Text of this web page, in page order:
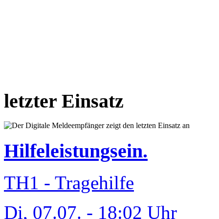
letzter Einsatz
Hilfeleistungsein.
TH1 - Tragehilfe
Di, 07.07. - 18:02 Uhr